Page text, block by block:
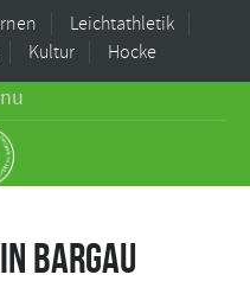
Leichtathletik
Kultur Hocke
Bargau